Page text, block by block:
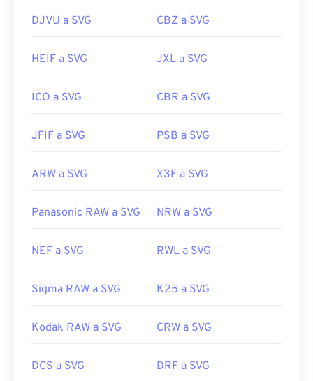
(W3C)
https://www.lifewire.com/svg-file-4120603
DJVU a SVG CBZ a SVG
HEIF a SVG JXL a SVG
ICO a SVG CBR a SVG
JFIF a SVG PSB a SVG
ARW a SVG X3F a SVG
Panasonic RAW a SVG NRW a SVG
NEF a SVG RWL a SVG
Sigma RAW a SVG K25 a SVG
Kodak RAW a SVG CRW a SVG
DCS a SVG DRF a SVG